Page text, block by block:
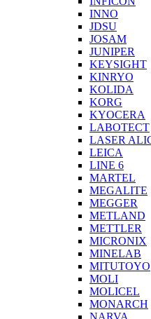
INNO
JDSU
JOSAM
JUNIPER
KEYSIGHT
KINRYO
KOLIDA
KORG
KYOCERA
LABOTECT
LASER
LEICA
LINE 6
MARTEL
MEGALITE
MEGGER
METLAND
METTLER
MICRONIX
MINELAB
MITUTOYO
MOLI
MOLICEL
MONARCH
NARVA